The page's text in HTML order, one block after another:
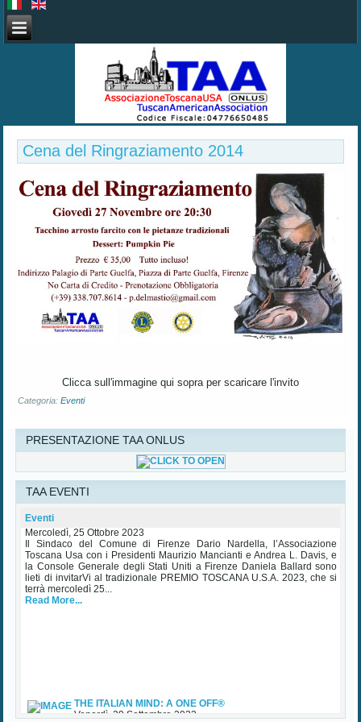
Cena del Ringraziamento 2014
Clicca sull'immagine qui sopra per scaricare l'invito
Categoria:Eventi
PRESENTAZIONE TAA ONLUS
TAA EVENTI
Eventi
Mercoledì, 25 Ottobre 2023
Il Sindaco del Comune di Firenze Dario Nardella, l’Associazione
Toscana Usa con i Presidenti Maurizio Mancianti e Andrea L. Davis, e
la Console Generale degli Stati Uniti a Firenze Daniela Ballard sono
lieti di invitarVi al tradizionale PREMIO TOSCANA U.S.A. 2023, che si
terrà mercoledì 25...
Read More...
Venerdì, 29 Settembre 2023
In attesa di alcune mostre importanti che ci vedranno coinvolti e del